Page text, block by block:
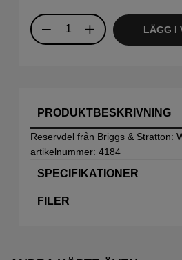
LÄGG I
PRODUKTBESKRIVNING
Reservdel från Briggs & Stratton:
artikelnummer: 4184
SPECIFIKATIONER
FILER